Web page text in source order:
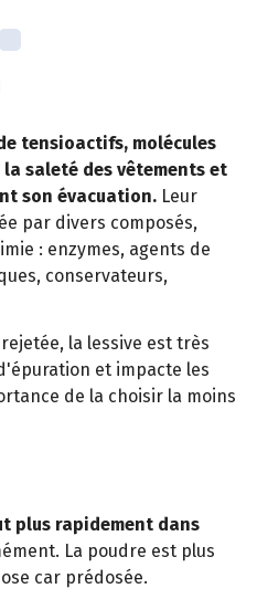
tensioactifs, molécules
saleté des vêtements et
son évacuation. Leur
par divers composés,
: enzymes, agents de
conservateurs,
la lessive est très
et impacte les
de la choisir la moins
plus rapidement dans
La poudre est plus
car prédosée.